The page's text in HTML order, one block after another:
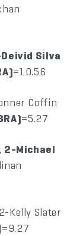
Silva
=10.56
Coffin
=5.27
2-Michael
Kelly Slater